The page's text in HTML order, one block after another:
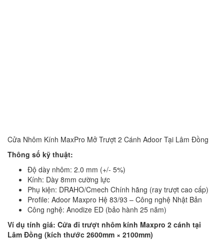
Cửa Nhôm Kính MaxPro Mở Trượt 2 Cánh Adoor Tại Lâm Đồng
Thông số kỹ thuật:
Độ dày nhôm: 2.0 mm (+/- 5%)
Kính: Dày 8mm cường lực
Phụ kiện: DRAHO/Cmech Chính hãng (ray trượt cao cấp)
Profile: Adoor Maxpro Hệ 83/93 – Công nghệ Nhật Bản
Công nghệ: Anodize ED (bảo hành 25 năm)
Ví dụ tính giá: Cửa đi trượt nhôm kính Maxpro 2 cánh tại
Lâm Đồng (kích thước 2600mm × 2100mm)